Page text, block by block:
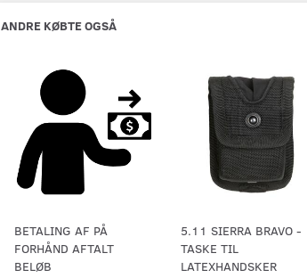
ANDRE KØBTE OGSÅ
BETALING AF PÅ
FORHÅND AFTALT
BELØB
5.11 SIERRA BRAVO -
TASKE TIL
LATEXHANDSKER